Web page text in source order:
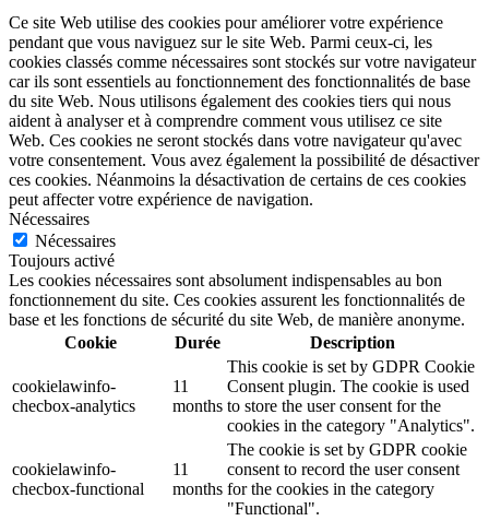
Ce site Web utilise des cookies pour améliorer votre expérience
pendant que vous naviguez sur le site Web. Parmi ceux-ci, les
cookies classés comme nécessaires sont stockés sur votre navigateur
car ils sont essentiels au fonctionnement des fonctionnalités de base
du site Web. Nous utilisons également des cookies tiers qui nous
aident à analyser et à comprendre comment vous utilisez ce site
Web. Ces cookies ne seront stockés dans votre navigateur qu'avec
votre consentement. Vous avez également la possibilité de désactiver
ces cookies. Néanmoins la désactivation de certains de ces cookies
peut affecter votre expérience de navigation.
Nécessaires
Nécessaires
Toujours activé
Les cookies nécessaires sont absolument indispensables au bon
fonctionnement du site. Ces cookies assurent les fonctionnalités de
base et les fonctions de sécurité du site Web, de manière anonyme.
Cookie
Durée Description
cookielawinfo-
checbox-analytics
11
months
This cookie is set by GDPR Cookie
Consent plugin. The cookie is used
to store the user consent for the
cookies in the category "Analytics".
cookielawinfo-
checbox-functional
11
months
The cookie is set by GDPR cookie
consent to record the user consent
for the cookies in the category
"Functional".